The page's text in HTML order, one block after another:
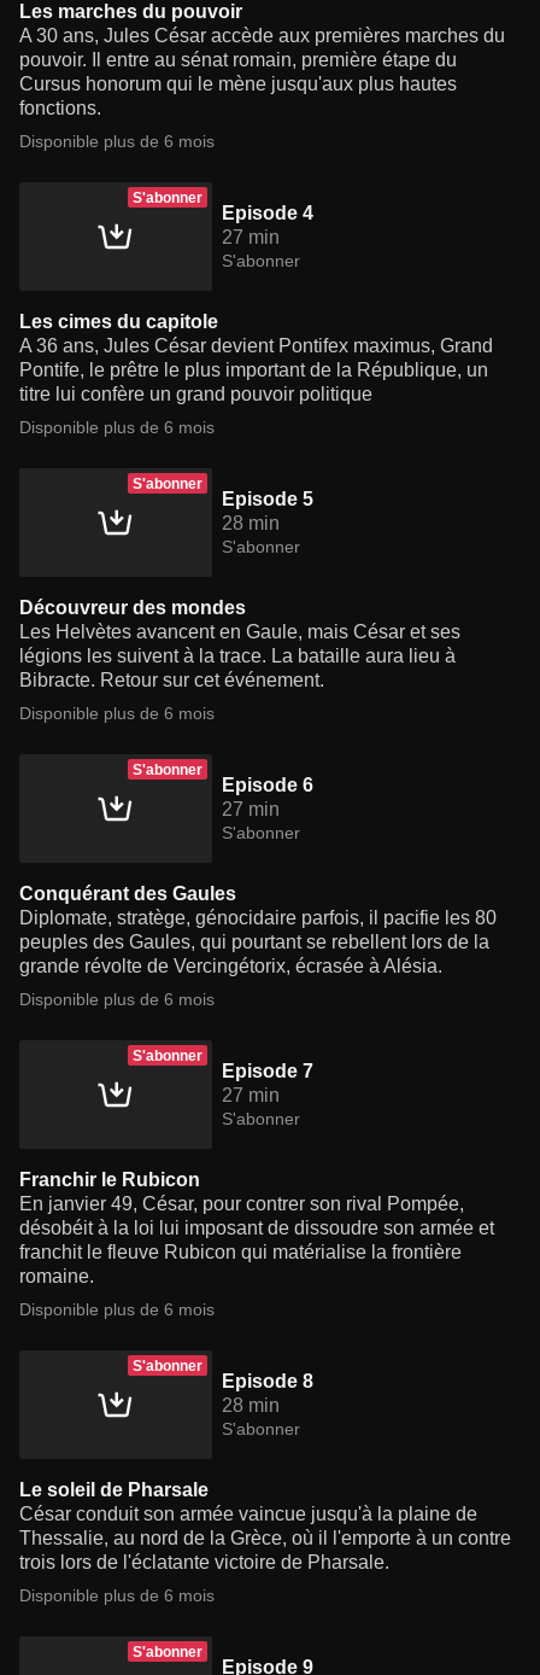
Les marches du pouvoir
A 30 ans, Jules César accède aux premières marches du
pouvoir. Il entre au sénat romain, première étape du
Cursus honorum qui le mène jusqu'aux plus hautes
fonctions.
Disponible plus de 6 mois
S'abonner
Episode 4
27 min
S'abonner
Les cimes du capitole
A 36 ans, Jules César devient Pontifex maximus, Grand
Pontife, le prêtre le plus important de la République, un
titre lui confère un grand pouvoir politique
Disponible plus de 6 mois
S'abonner
Episode 5
28 min
S'abonner
Découvreur des mondes
Les Helvètes avancent en Gaule, mais César et ses
légions les suivent à la trace. La bataille aura lieu à
Bibracte. Retour sur cet événement.
Disponible plus de 6 mois
S'abonner
Episode 6
27 min
S'abonner
Conquérant des Gaules
Diplomate, stratège, génocidaire parfois, il pacifie les 80
peuples des Gaules, qui pourtant se rebellent lors de la
grande révolte de Vercingétorix, écrasée à Alésia.
Disponible plus de 6 mois
S'abonner
Episode 7
27 min
S'abonner
Franchir le Rubicon
En janvier 49, César, pour contrer son rival Pompée,
désobéit à la loi lui imposant de dissoudre son armée et
franchit le fleuve Rubicon qui matérialise la frontière
romaine.
Disponible plus de 6 mois
S'abonner
Episode 8
28 min
S'abonner
Le soleil de Pharsale
César conduit son armée vaincue jusqu'à la plaine de
Thessalie, au nord de la Grèce, où il l'emporte à un contre
trois lors de l'éclatante victoire de Pharsale.
Disponible plus de 6 mois
S'abonner
Episode 9